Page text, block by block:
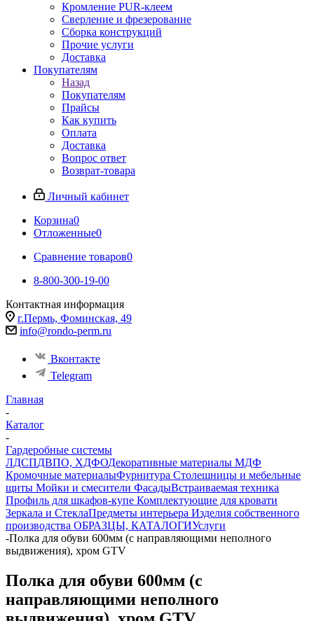
Кромление PUR-клеем
Сверление и фрезерование
Сборка конструкций
Прочие услуги
Доставка
Покупателям
Назад
Покупателям
Прайсы
Как купить
Оплата
Доставка
Вопрос ответ
Возврат-товара
Личный кабинет
Корзина0
Отложенные0
Сравнение товаров0
8-800-300-19-00
Контактная информация
г.Пермь, Фоминская, 49
info@rondo-perm.ru
Вконтакте
Telegram
Главная
-
Каталог
-
Гардеробные системы
ЛДСПДВПО, ХДФОДекоративные материалы МДФ
Кромочные материалыФурнитура Столешницы и мебельные
щиты Мойки и смесители ФасадыВстраиваемая техника
Профиль для шкафов-купе Комплектующие для кровати
Зеркала и СтеклаПредметы интерьера Изделия собственного
производства ОБРАЗЦЫ, КАТАЛОГИУслуги
-Полка для обуви 600мм (с направляющими неполного
выдвижения), хром GTV
Полка для обуви 600мм (с
направляющими неполного